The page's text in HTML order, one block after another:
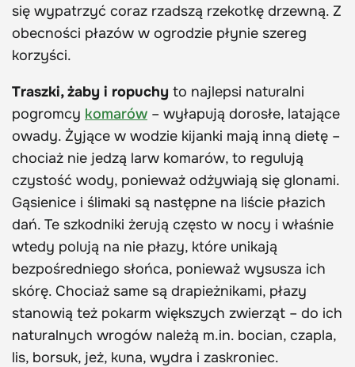
się wypatrzyć coraz rzadszą rzekotkę drzewną. Z
obecności płazów w ogrodzie płynie szereg
korzyści.
Traszki, żaby i ropuchy to najlepsi naturalni
pogromcy komarów – wyłapują dorosłe, latające
owady. Żyjące w wodzie kijanki mają inną dietę –
chociaż nie jedzą larw komarów, to regulują
czystość wody, ponieważ odżywiają się glonami.
Gąsienice i ślimaki są następne na liście płazich
dań. Te szkodniki żerują często w nocy i właśnie
wtedy polują na nie płazy, które unikają
bezpośredniego słońca, ponieważ wysusza ich
skórę. Chociaż same są drapieżnikami, płazy
stanowią też pokarm większych zwierząt – do ich
naturalnych wrogów należą m.in. bocian, czapla,
lis, borsuk, jeż, kuna, wydra i zaskroniec.